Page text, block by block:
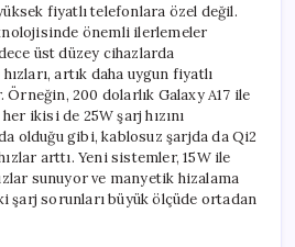
fiyatlı telefonlara özel değil.
önemli ilerlemeler
üst düzey cihazlarda
artık daha uygun fiyatlı
Örneğin, 200 dolarlık Galaxy A17 ile
ikisi de 25W şarj hızını
olduğu gibi, kablosuz şarjda da Qi2
arttı. Yeni sistemler, 15W ile
sunuyor ve manyetik hizalama
şarj sorunları büyük ölçüde ortadan